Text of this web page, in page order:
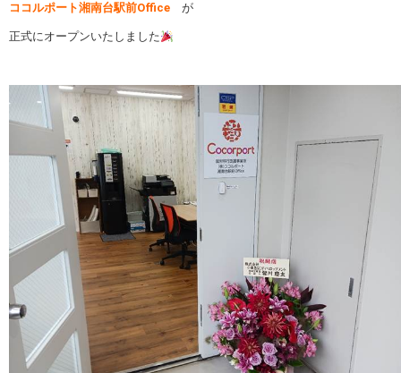
ココルポート湘南台駅前Office が
正式にオープンいたしました